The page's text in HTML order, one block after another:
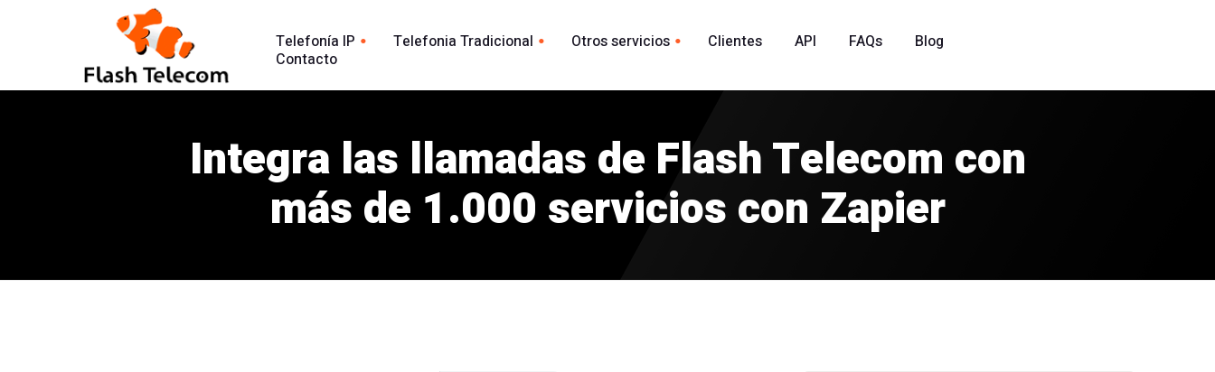
Telefonía IP
Centralita Virtual
SIP Trunk
Agente Conversacional AI
Línea 902
Telefonia Tradicional
Análisis Llamadas
902
Línea 900
Otros servicios
Envio Whatsapp por API
Agente Conversacional AI
Marca blanca
Clientes API FAQs
Blog
Contacto
Integra las llamadas de Flash Telecom con
más de 1.000 servicios con Zapier